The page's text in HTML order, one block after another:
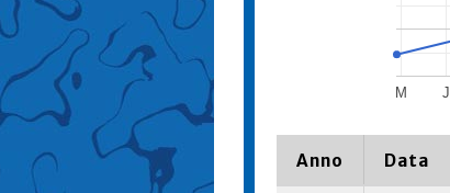
M J
Anno Data